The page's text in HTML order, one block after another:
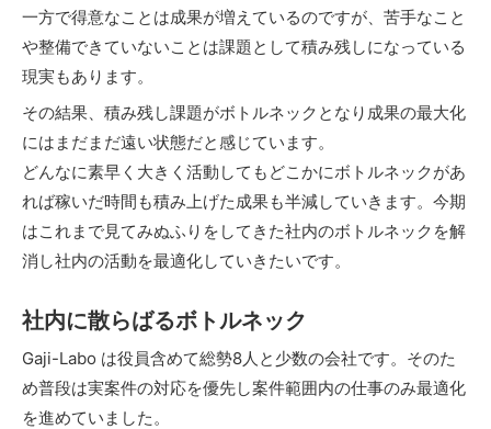
一方で得意なことは成果が増えているのですが、苦手なこと
や整備できていないことは課題として積み残しになっている
現実もあります。
その結果、積み残し課題がボトルネックとなり成果の最大化
にはまだまだ遠い状態だと感じています。
どんなに素早く大きく活動してもどこかにボトルネックがあ
れば稼いだ時間も積み上げた成果も半減していきます。今期
はこれまで見てみぬふりをしてきた社内のボトルネックを解
消し社内の活動を最適化していきたいです。
社内に散らばるボトルネック
Gaji-Labo は役員含めて総勢8人と少数の会社です。そのた
め普段は実案件の対応を優先し案件範囲内の仕事のみ最適化
を進めていました。